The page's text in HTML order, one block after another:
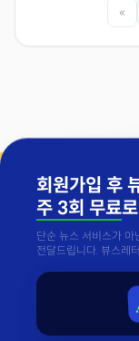
«
회원가입 후
주 3회 무료
단순 뉴스 서비스가
전달드립니다. 뷰스레